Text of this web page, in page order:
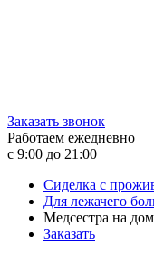
Заказать звонок
Работаем ежедневно
с 9:00 до 21:00
Сиделка с
Для лежачего
Медсестра на дом
Заказать